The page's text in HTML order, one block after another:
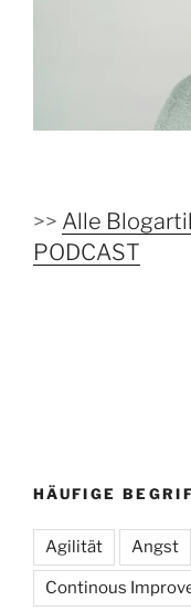
>> Alle
PODCAST
HÄUFIGE
Agilität Angst
Continous